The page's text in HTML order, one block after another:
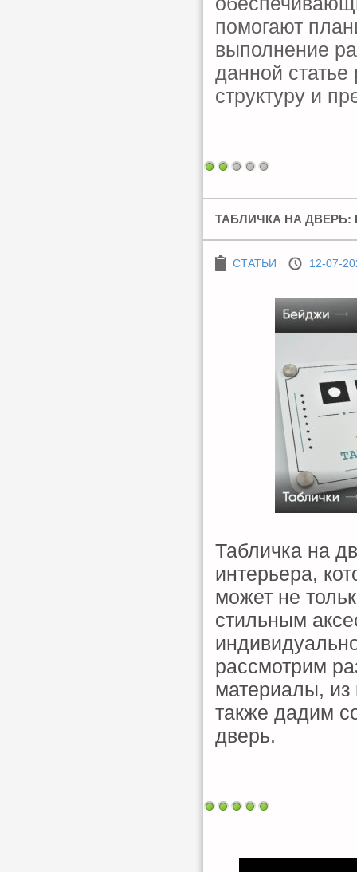
помогают
выполнение
данной
структуру и
ТАБЛИЧКА НА ДВЕРЬ:
СТАТЬИ 12-07-
Табличка на
интерьера,
может не
стильным
рассмотрим
материалы, из
также дадим
дверь.